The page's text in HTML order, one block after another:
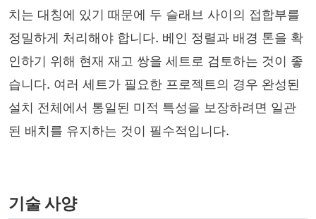
치는 대칭에 있기 때문에 두 슬래브 사이의 접합부를
정밀하게 처리해야 합니다. 베인 정렬과 배경 톤을 확
인하기 위해 현재 재고 쌍을 세트로 검토하는 것이 좋
습니다. 여러 세트가 필요한 프로젝트의 경우 완성된
설치 전체에서 통일된 미적 특성을 보장하려면 일관
된 배치를 유지하는 것이 필수적입니다.
기술 사양